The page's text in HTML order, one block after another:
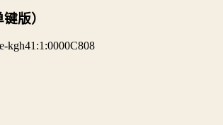
版）
kgh41:1:0000C808